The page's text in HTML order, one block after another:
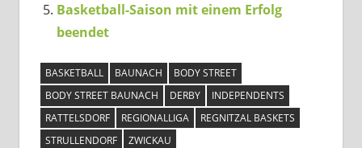
Basketball-Saison mit einem Erfolg
beendet
BASKETBALL BAUNACH
BODY STREET
BODY STREET BAUNACH
DERBY
INDEPENDENTS
RATTELSDORF
REGIONALLIGA
REGNITZAL BASKETS
STRULLENDORF
ZWICKAU